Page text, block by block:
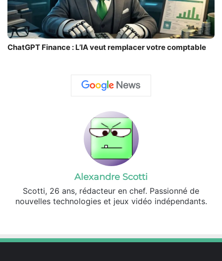
ChatGPT Finance : L’IA veut remplacer votre comptable
Alexandre Scotti
Scotti, 26 ans, rédacteur en chef. Passionné de
nouvelles technologies et jeux vidéo indépendants.